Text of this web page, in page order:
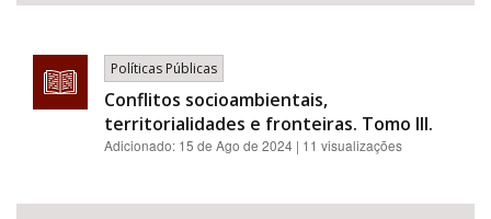
Políticas Públicas
Conflitos socioambientais,
territorialidades e fronteiras. Tomo III.
Adicionado: 15 de Ago de 2024 | 11 visualizações